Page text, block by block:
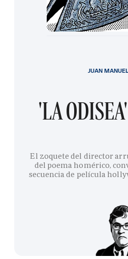
'LA
El zoquete del director
del poema homérico,
secuencia de película
JUAN